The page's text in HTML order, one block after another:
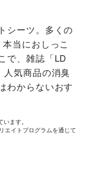
シーツ。多くの
当におしっこ
で、雑誌「LD
人気商品の消臭
わからないおす
ます。
エイトプログラムを通じて